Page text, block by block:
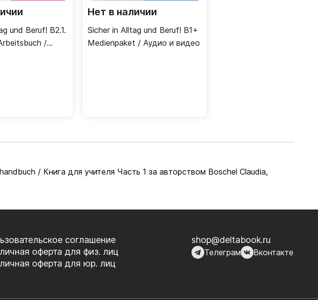
und Beruf! B2.1.
/
Нет в наличии
Sicher in Alltag und Beruf! B1+
Medienpaket / Аудио и видео
/ Книга для учителя Часть 1 за авторством Boschel Claudia,
соглашение
оферта для физ. лиц
оферта для юр. лиц
shop@deltabook.ru
Телеграм Вконтакте